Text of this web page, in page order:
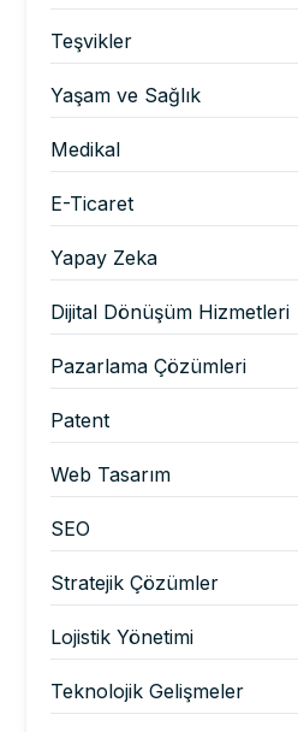
Teşvikler
Yaşam ve Sağlık
Medikal
E-Ticaret
Yapay Zeka
Dijital Dönüşüm Hizmetleri
Pazarlama Çözümleri
Patent
Web Tasarım
SEO
Stratejik Çözümler
Lojistik Yönetimi
Teknolojik Gelişmeler